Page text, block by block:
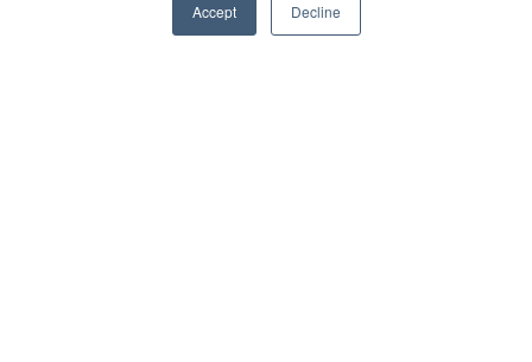
Accept Decline